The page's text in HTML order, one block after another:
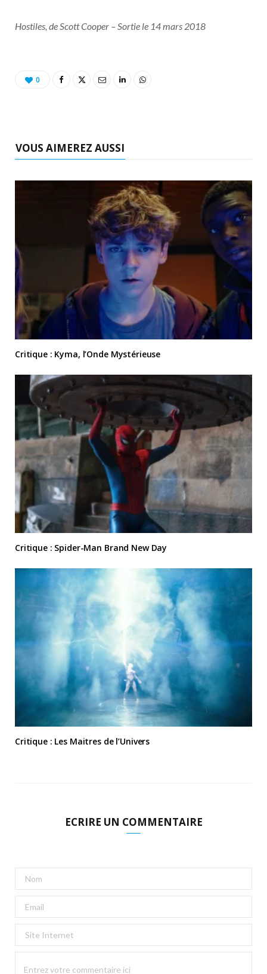
Hostiles, de Scott Cooper – Sortie le 14 mars 2018
0
VOUS AIMEREZ AUSSI
Critique : Kyma, l’Onde Mystérieuse
Critique : Spider-Man Brand New Day
Critique : Les Maitres de l’Univers
ECRIRE UN COMMENTAIRE